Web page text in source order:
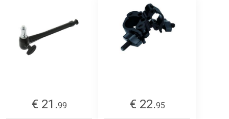
€ 21.99
€ 22.95